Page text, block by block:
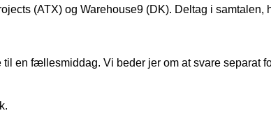
(ATX) og Warehouse9 (DK). Deltag i
en fællesmiddag. Vi beder jer om at svare separat